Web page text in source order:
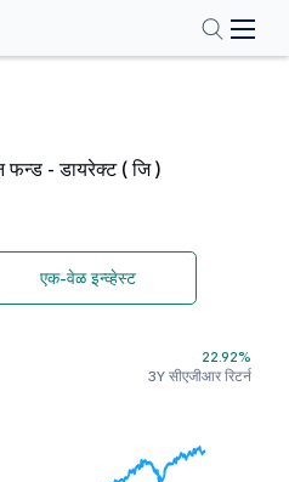
फन्ड - डायरेक्ट ( जि )
एक-वेळ इन्व्हेस्ट
22.92%
3Y सीएजीआर रिटर्न